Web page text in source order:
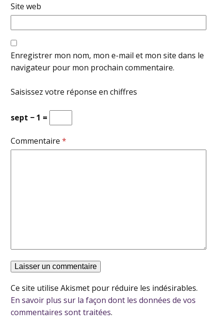
Site web
Enregistrer mon nom, mon e-mail et mon site dans le
navigateur pour mon prochain commentaire.
Saisissez votre réponse en chiffres
sept − 1 =
Commentaire*
Ce site utilise Akismet pour réduire les indésirables.
En savoir plus sur la façon dont les données de vos
commentaires sont traitées.